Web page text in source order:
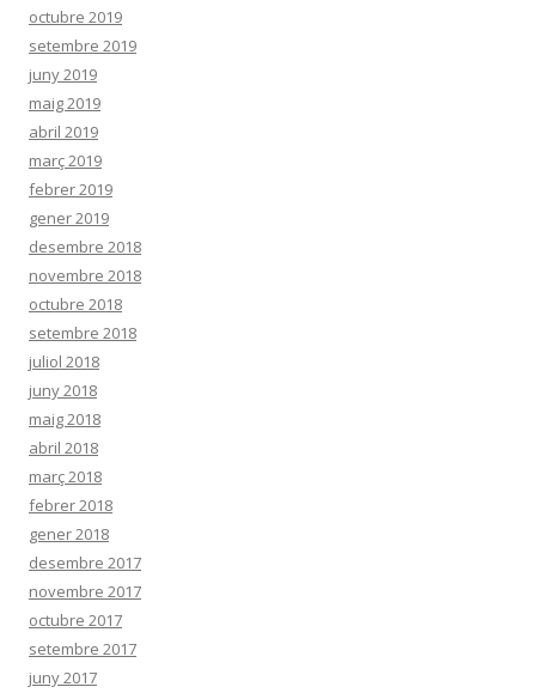
octubre 2019
setembre 2019
juny 2019
maig 2019
abril 2019
març 2019
febrer 2019
gener 2019
desembre 2018
novembre 2018
octubre 2018
setembre 2018
juliol 2018
juny 2018
maig 2018
abril 2018
març 2018
febrer 2018
gener 2018
desembre 2017
novembre 2017
octubre 2017
setembre 2017
juny 2017